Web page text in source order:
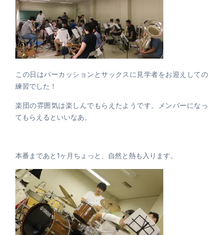
この日はパーカッションとサックスに見学者をお迎えしての
練習でした！
楽団の雰囲気は楽しんでもらえたようです。メンバーになっ
てもらえるといいなあ。
本番まであと1ヶ月ちょっと、自然と熱も入ります。